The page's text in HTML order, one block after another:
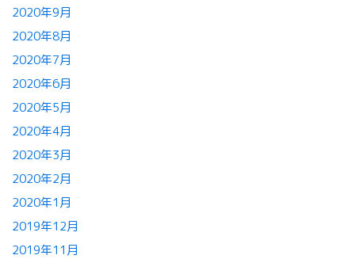
2020年9月
2020年8月
2020年7月
2020年6月
2020年5月
2020年4月
2020年3月
2020年2月
2020年1月
2019年12月
2019年11月